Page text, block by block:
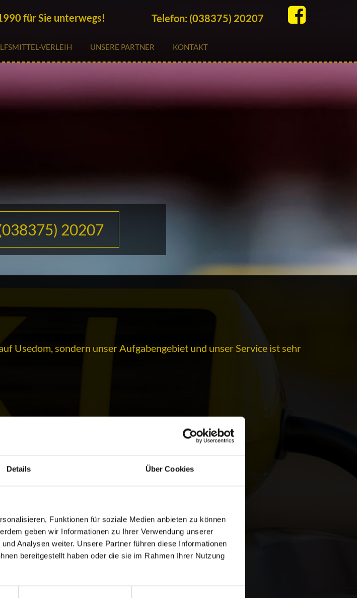
Details Über Cookies
Funktionen für soziale Medien anbieten zu können
geben wir Informationen zu Ihrer Verwendung unserer
Analysen weiter. Unsere Partner führen diese Informationen
bereitgestellt haben oder die sie im Rahmen Ihrer Nutzung
für Sie unterwegs! Telefon: (038375) 20207 
VERLEIH UNSERE PARTNER KONTAKT
20207
Usedom, sondern unser Aufgabengebiet und unser Service ist sehr
Bestrahlung, Dialyse, Chemotherapie etc.
Einweisungen und -entlassungen,